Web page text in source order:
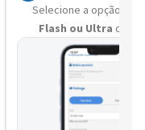
Selecione a opção ⚡
Flash ou Ultra que